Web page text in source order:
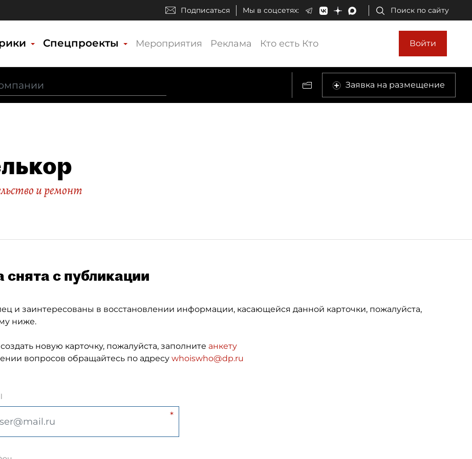
Подписаться Мы в соцсетях: Поиск по сайту
Спецпроекты Мероприятия Реклама Кто есть Кто Войти
Заявка на размещение
и ремонт
снята с публикации
и заинтересованы в восстановлении информации, касающейся данной карточки, пожалуйста,
ниже.
новую карточку, пожалуйста, заполните анкету
вопросов обращайтесь по адресу whoiswho@dp.ru